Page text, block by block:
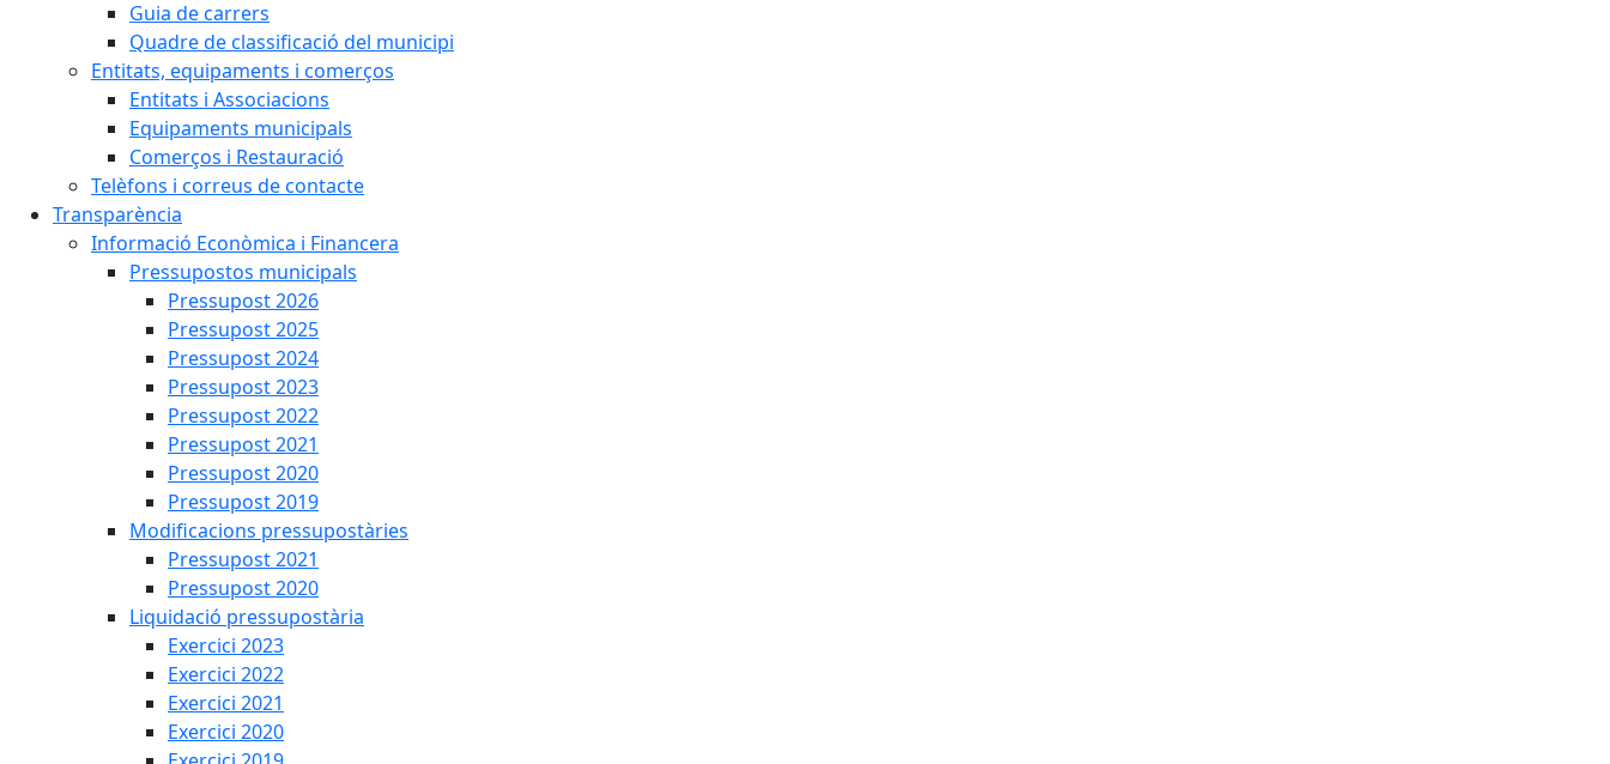
Guia de carrers
Quadre de classificació del municipi
Entitats, equipaments i comerços
Entitats i Associacions
Equipaments municipals
Comerços i Restauració
Telèfons i correus de contacte
Transparència
Informació Econòmica i Financera
Pressupostos municipals
Pressupost 2026
Pressupost 2025
Pressupost 2024
Pressupost 2023
Pressupost 2022
Pressupost 2021
Pressupost 2020
Pressupost 2019
Modificacions pressupostàries
Pressupost 2021
Pressupost 2020
Liquidació pressupostària
Exercici 2023
Exercici 2022
Exercici 2021
Exercici 2020